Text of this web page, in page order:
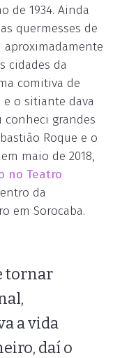
de 1934. Ainda
quermesses de
aproximadamente
cidades da
comitiva de
e o sitiante dava
conheci grandes
Roque e o
maio de 2018,
no Teatro
da
em Sorocaba.
tornar
a vida
daí o